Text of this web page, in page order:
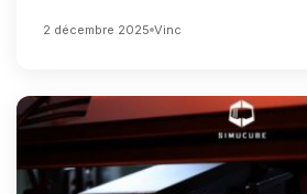
2 décembre 2025 Vinc